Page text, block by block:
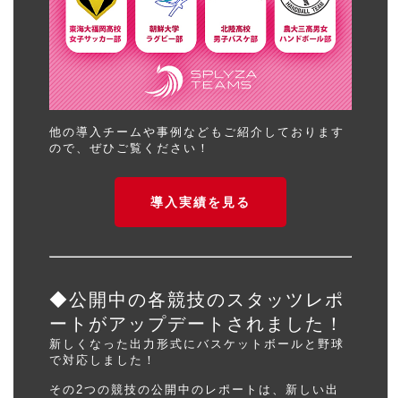
他の導入チームや事例などもご紹介しております
ので、ぜひご覧ください！
導入実績を見る
◆公開中の各競技のスタッツレポ
ートがアップデートされました！
新しくなった出力形式にバスケットボールと野球
で対応しました！
その2つの競技の公開中のレポートは、新しい出